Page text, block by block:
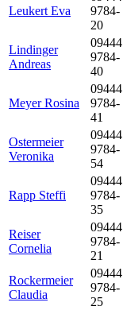
Leukert Eva
9784-
20
Lindinger
Andreas
09444
9784-
40
Meyer Rosina
09444
9784-
41
Ostermeier
Veronika
09444
9784-
54
Rapp Steffi
09444
9784-
35
Reiser
Cornelia
09444
9784-
21
Rockermeier
Claudia
09444
9784-
25